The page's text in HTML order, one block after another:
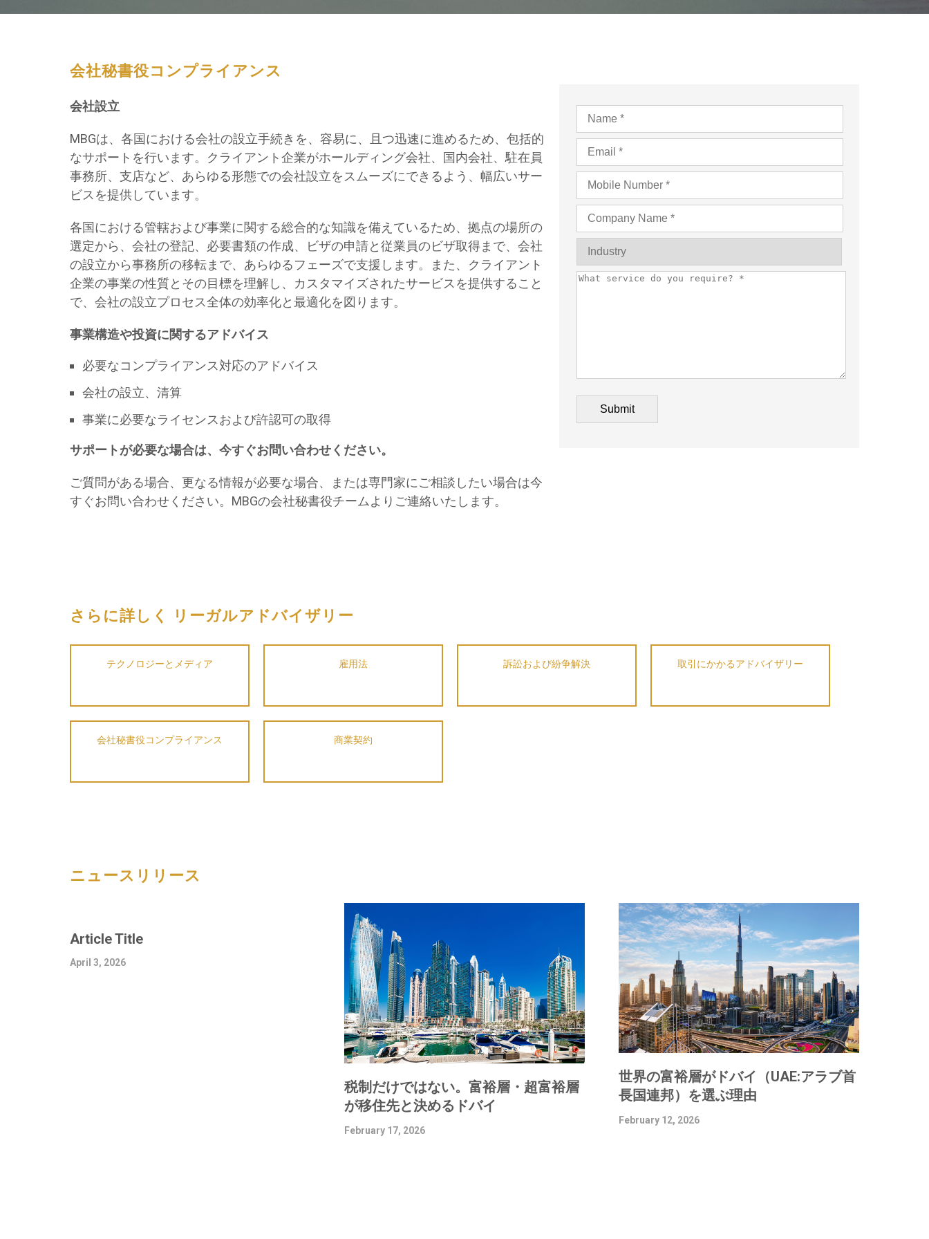
会社秘書役コンプライアンス
会社設立
MBGは、各国における会社の設立手続きを、容易に、且つ迅速に進めるため、包括的
なサポートを行います。クライアント企業がホールディング会社、国内会社、駐在員
事務所、支店など、あらゆる形態での会社設立をスムーズにできるよう、幅広いサー
ビスを提供しています。
各国における管轄および事業に関する総合的な知識を備えているため、拠点の場所の
選定から、会社の登記、必要書類の作成、ビザの申請と従業員のビザ取得まで、会社
の設立から事務所の移転まで、あらゆるフェーズで支援します。また、クライアント
企業の事業の性質とその目標を理解し、カスタマイズされたサービスを提供すること
で、会社の設立プロセス全体の効率化と最適化を図ります。
事業構造や投資に関するアドバイス
必要なコンプライアンス対応のアドバイス
会社の設立、清算
事業に必要なライセンスおよび許認可の取得
サポートが必要な場合は、今すぐお問い合わせください。
ご質問がある場合、更なる情報が必要な場合、または専門家にご相談したい場合は今
すぐお問い合わせください。MBGの会社秘書役チームよりご連絡いたします。
さらに詳しく リーガルアドバイザリー
テクノロジーとメディア 雇用法 訴訟および紛争解決 取引にかかるアドバイザリー
会社秘書役コンプライアンス 商業契約
ニュースリリース
Article Title
April 3, 2026
税制だけではない。富裕層・超富裕層
が移住先と決めるドバイ
February 17, 2026
世界の富裕層がドバイ（UAE:アラブ首
長国連邦）を選ぶ理由
February 12, 2026